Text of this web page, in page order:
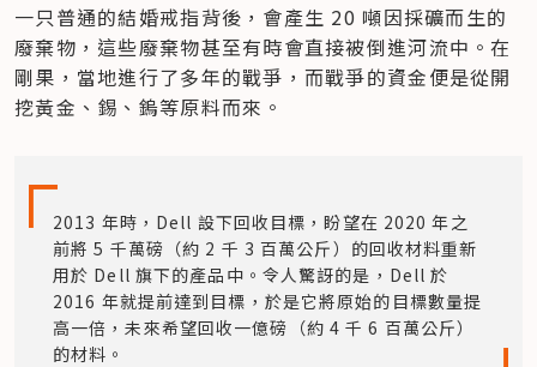
一只普通的結婚戒指背後，會產生 20 噸因採礦而生的
廢棄物，這些廢棄物甚至有時會直接被倒進河流中。在
剛果，當地進行了多年的戰爭，而戰爭的資金便是從開
挖黃金、錫、鎢等原料而來。
2013 年時，Dell 設下回收目標，盼望在 2020 年之
前將 5 千萬磅（約 2 千 3 百萬公斤）的回收材料重新
用於 Dell 旗下的產品中。令人驚訝的是，Dell 於
2016 年就提前達到目標，於是它將原始的目標數量提
高一倍，未來希望回收一億磅（約 4 千 6 百萬公斤）
的材料。